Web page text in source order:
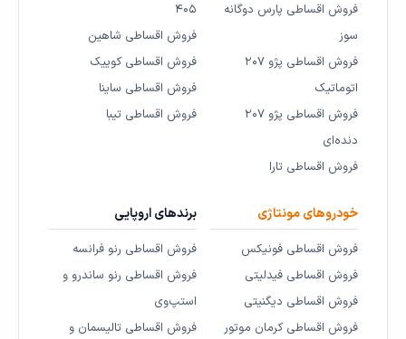
فروش اقساطی پارس دوگانه
سوز
فروش اقساطی پژو ۲۰۷
اتوماتیک
فروش اقساطی پژو ۲۰۷
دنده‌ای
فروش اقساطی تارا
۴۰۵
فروش اقساطی شاهین
فروش اقساطی کوییک
فروش اقساطی ساینا
فروش اقساطی تیبا
خودروهای مونتاژی
فروش اقساطی فونیکس
فروش اقساطی فیدلیتی
فروش اقساطی دیگنیتی
فروش اقساطی کرمان موتور
برندهای اروپایی
فروش اقساطی رنو فرانسه
فروش اقساطی رنو ساندرو و
استپ‌وی
فروش اقساطی تالیسمان و